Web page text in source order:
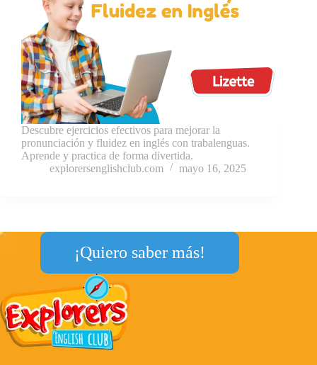
Descubre ejercicios efectivos para mejorar la
pronunciación y fluidez en inglés con trabalenguas.
Aprende y practica de forma divertida.
explorersenglishclub.com
mayo 16, 2025
¡Quiero saber más!